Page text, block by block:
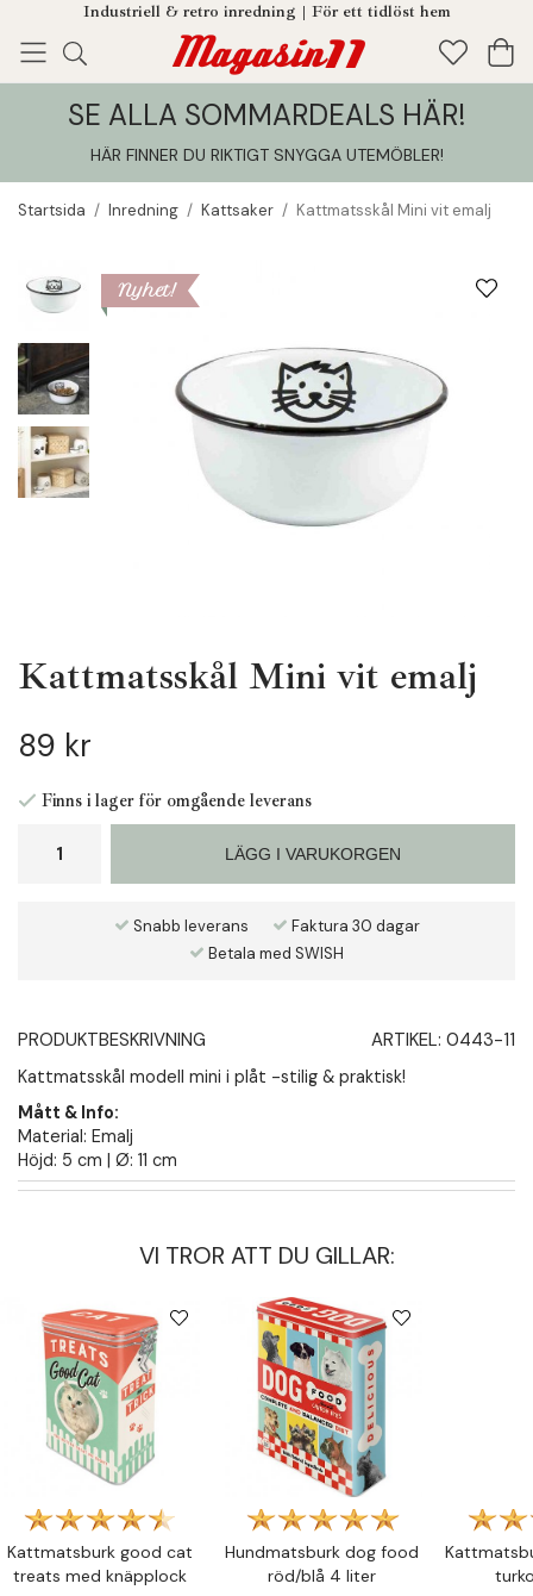
Industriell & retro inredning | För ett tidlöst hem
Enjoy! Tillagt i din varukorg
SE ALLA SOMMARDEALS HÄR!
HÄR FINNER DU RIKTIGT SNYGGA UTEMÖBLER!
Startsida / Inredning / Kattsaker / Kattmatsskål Mini vit emalj
Nyhet!
Kattmatsskål Mini vit emalj
89 kr
Finns i lager för omgående leverans
LÄGG I VARUKORGEN
Snabb leverans
Faktura 30 dagar
Betala med SWISH
PRODUKTBESKRIVNING ARTIKEL: 0443-11
Kattmatsskål modell mini i plåt -stilig & praktisk!
Mått & Info:
Material: Emalj
Höjd: 5 cm | Ø: 11 cm
VI TROR ATT DU GILLAR:
Kattmatsburk good cat
treats med knäpplock
Hundmatsburk dog food
röd/blå 4 liter